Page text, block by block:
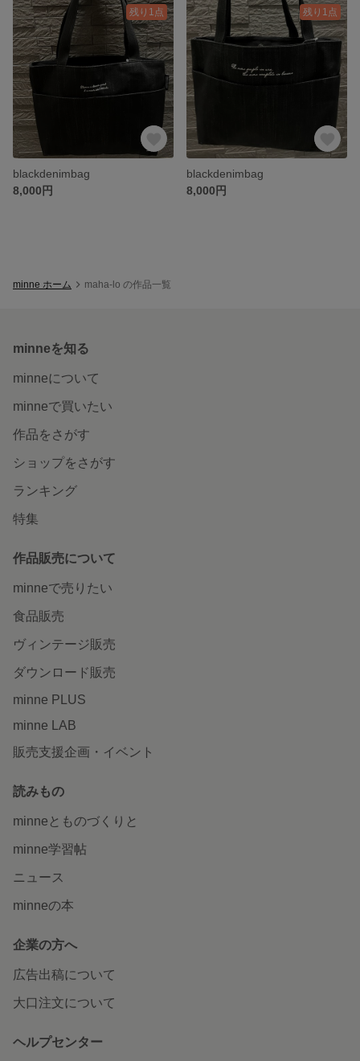
残り1点
blackdenimbag
8,000円
残り1点
blackdenimbag
8,000円
minne ホーム maha-lo の作品一覧
minneを知る
minneについて
minneで買いたい
作品をさがす
ショップをさがす
ランキング
特集
作品販売について
minneで売りたい
食品販売
ヴィンテージ販売
ダウンロード販売
minne PLUS
minne LAB
販売支援企画・イベント
読みもの
minneとものづくりと
minne学習帖
ニュース
minneの本
企業の方へ
広告出稿について
大口注文について
ヘルプセンター